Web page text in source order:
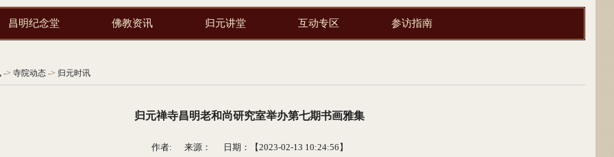
昌明纪念堂 佛教资讯 归元讲堂 互动专区 参访指南
-> 寺院动态 -> 归元时讯
归元禅寺昌明老和尚研究室举办第七期书画雅集
作者: 来源： 日期：【2023-02-13 10:24:56】